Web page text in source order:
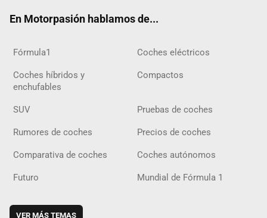
En Motorpasión hablamos de...
Fórmula1 Coches eléctricos
Coches híbridos y
enchufables
Compactos
SUV Pruebas de coches
Rumores de coches Precios de coches
Comparativa de coches Coches autónomos
Futuro Mundial de Fórmula 1
VER MÁS TEMAS